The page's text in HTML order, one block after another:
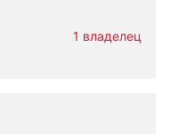
1 владелец